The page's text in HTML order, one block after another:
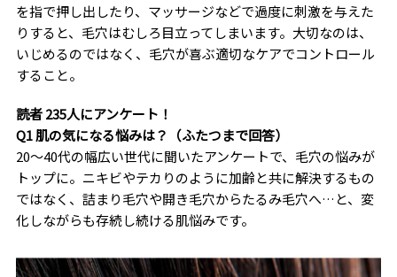
を指で押し出したり、マッサージなどで過度に刺激を与えた
りすると、毛穴はむしろ目立ってしまいます。大切なのは、
いじめるのではなく、毛穴が喜ぶ適切なケアでコントロール
すること。
読者 235人にアンケート！
Q1 肌の気になる悩みは？（ふたつまで回答）
20〜40代の幅広い世代に聞いたアンケートで、毛穴の悩みが
トップに。ニキビやテカりのように加齢と共に解決するもの
ではなく、詰まり毛穴や開き毛穴からたるみ毛穴へ…と、変
化しながらも存続し続ける肌悩みです。